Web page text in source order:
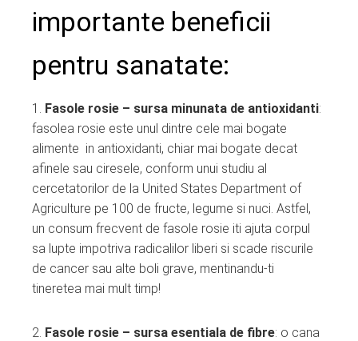
importante beneficii
pentru sanatate:
1. Fasole rosie – sursa minunata de antioxidanti:
fasolea rosie este unul dintre cele mai bogate
alimente in antioxidanti, chiar mai bogate decat
afinele sau ciresele, conform unui studiu al
cercetatorilor de la United States Department of
Agriculture pe 100 de fructe, legume si nuci. Astfel,
un consum frecvent de fasole rosie iti ajuta corpul
sa lupte impotriva radicalilor liberi si scade riscurile
de cancer sau alte boli grave, mentinandu-ti
tineretea mai mult timp!
2. Fasole rosie – sursa esentiala de fibre: o cana